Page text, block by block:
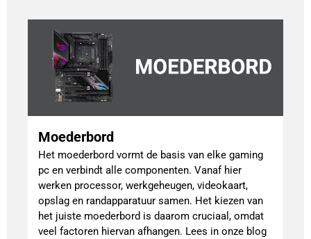
Moederbord
Het moederbord vormt de basis van elke gaming
pc en verbindt alle componenten. Vanaf hier
werken processor, werkgeheugen, videokaart,
opslag en randapparatuur samen. Het kiezen van
het juiste moederbord is daarom cruciaal, omdat
veel factoren hiervan afhangen. Lees in onze blog